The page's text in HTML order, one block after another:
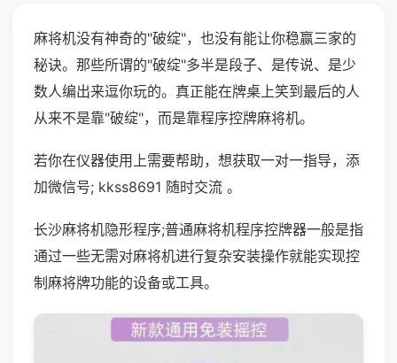
麻将机没有神奇的"破绽"，也没有能让你稳赢三家的
秘诀。那些所谓的"破绽"多半是段子、是传说、是少
数人编出来逗你玩的。真正能在牌桌上笑到最后的人
从来不是靠"破绽"，而是靠程序控牌麻将机。
若你在仪器使用上需要帮助，想获取一对一指导，添
加微信号; kkss8691 随时交流 。
长沙麻将机隐形程序;普通麻将机程序控牌器一般是指
通过一些无需对麻将机进行复杂安装操作就能实现控
制麻将牌功能的设备或工具。